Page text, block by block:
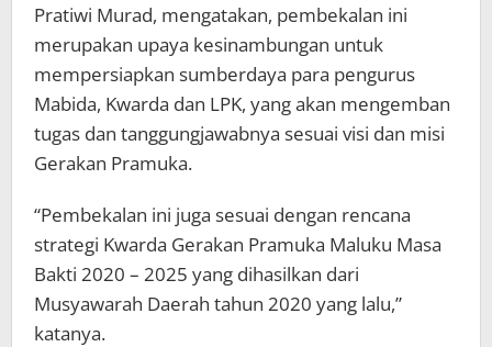
Pratiwi Murad, mengatakan, pembekalan ini
merupakan upaya kesinambungan untuk
mempersiapkan sumberdaya para pengurus
Mabida, Kwarda dan LPK, yang akan mengemban
tugas dan tanggungjawabnya sesuai visi dan misi
Gerakan Pramuka.
“Pembekalan ini juga sesuai dengan rencana
strategi Kwarda Gerakan Pramuka Maluku Masa
Bakti 2020 – 2025 yang dihasilkan dari
Musyawarah Daerah tahun 2020 yang lalu,”
katanya.